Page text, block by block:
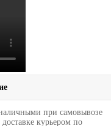
при самовывозе
курьером по